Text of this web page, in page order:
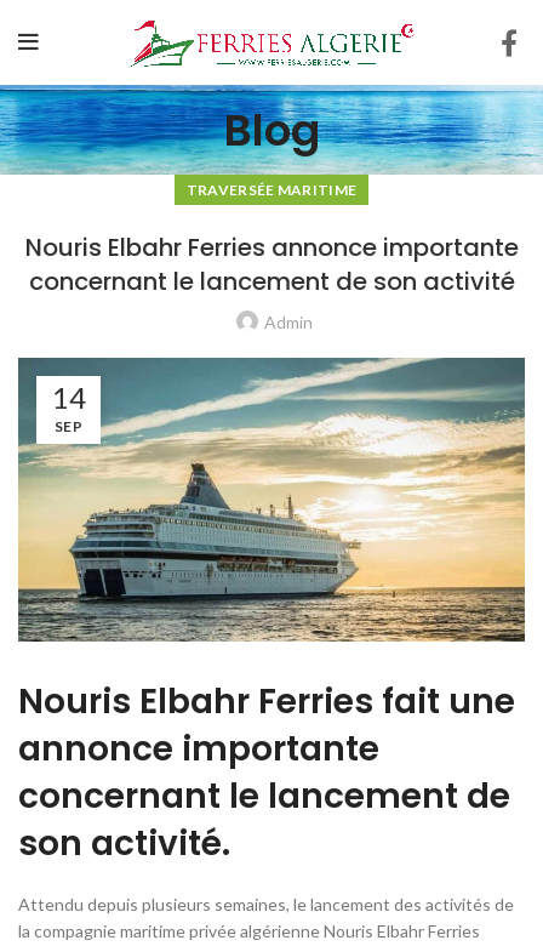
Blog
TRAVERSÉE MARITIME
Nouris Elbahr Ferries annonce importante
concernant le lancement de son activité
Admin
14
SEP
Nouris Elbahr Ferries fait une
annonce importante
concernant le lancement de
son activité.
Attendu depuis plusieurs semaines, le lancement des activités de
la compagnie maritime privée algérienne Nouris Elbahr Ferries